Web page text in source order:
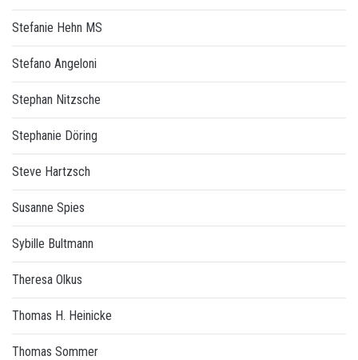
Stefanie Hehn MS
Stefano Angeloni
Stephan Nitzsche
Stephanie Döring
Steve Hartzsch
Susanne Spies
Sybille Bultmann
Theresa Olkus
Thomas H. Heinicke
Thomas Sommer